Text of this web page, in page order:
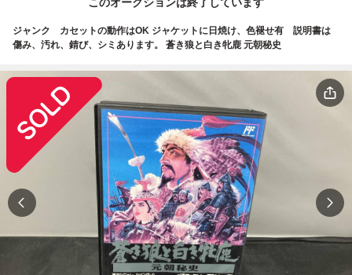
ジャンク カセットの動作はOK ジャケットに日焼け、色褪せ有 説明書は
傷み、汚れ、錆び、シミあります。 蒼き狼と白き牝鹿 元朝秘史